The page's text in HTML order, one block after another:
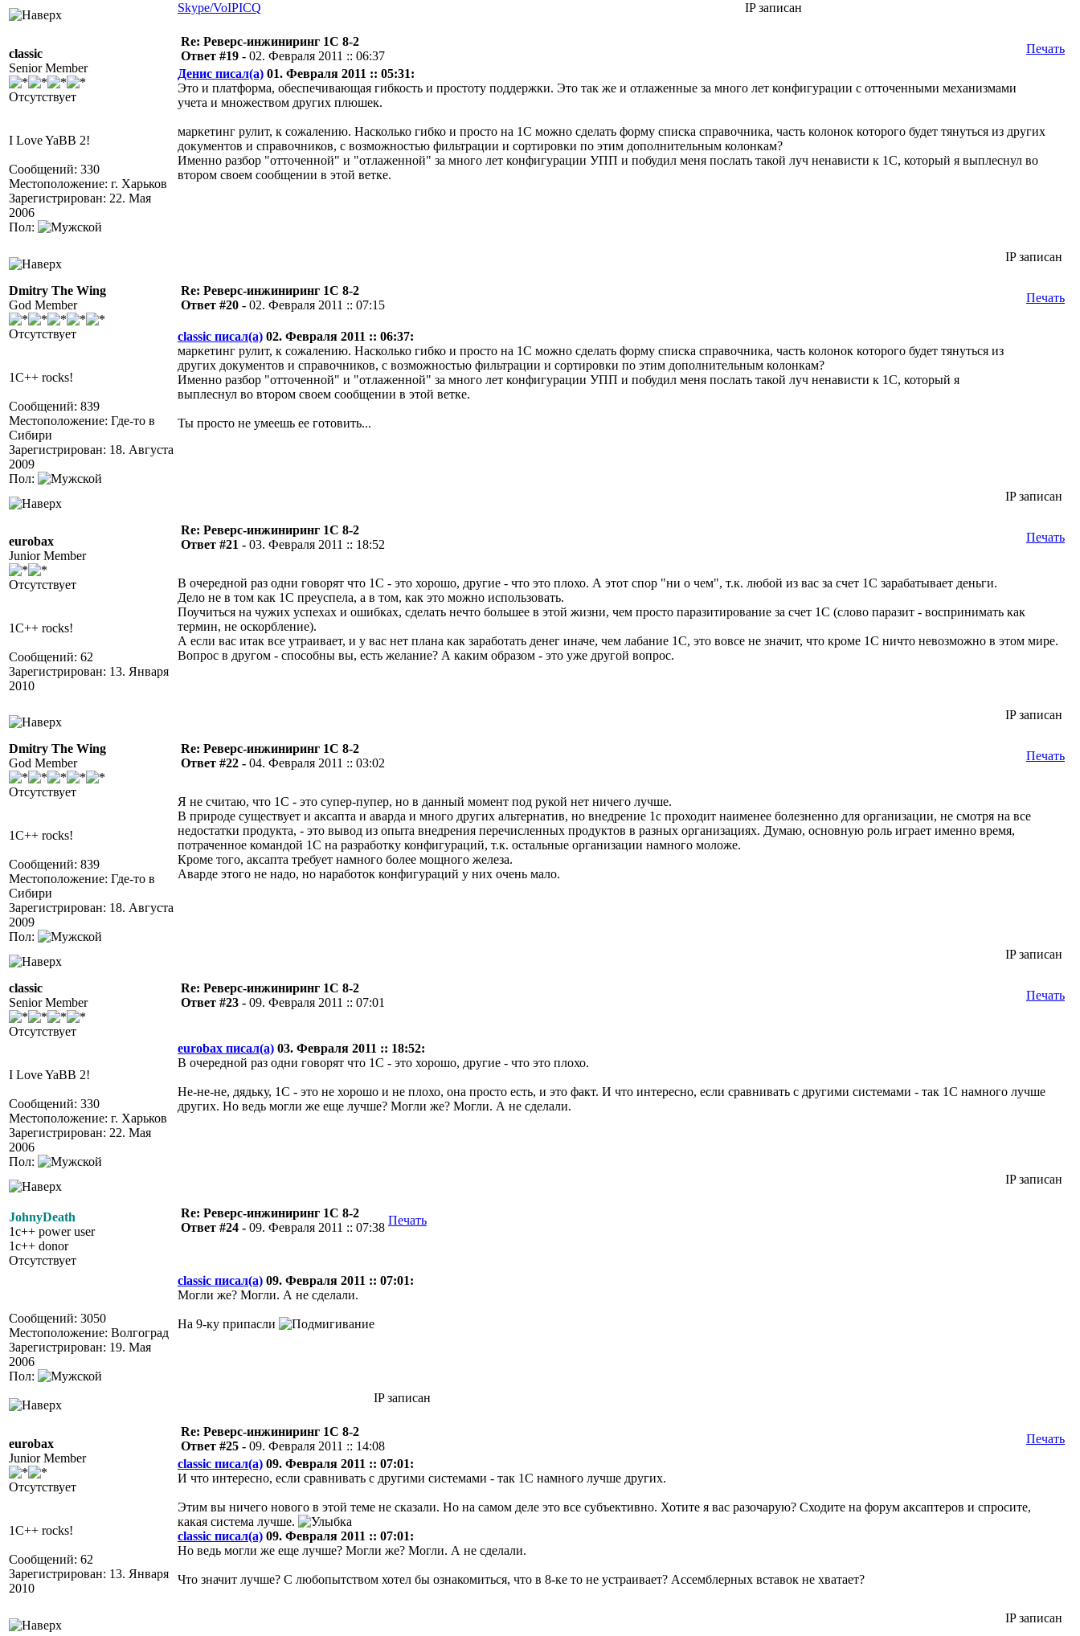
Skype/VoIPICQ IP записан
classic
Senior Member
Отсутствует
I Love YaBB 2!
Сообщений: 330
Местоположение: г. Харьков
Зарегистрирован: 22. Мая
2006
Пол:
Re: Реверс-инжиниринг 1С 8-2
Ответ #19 - 02. Февраля 2011 :: 06:37
Печать
Денис писал(а) 01. Февраля 2011 :: 05:31:
Это и платформа, обеспечивающая гибкость и простоту поддержки. Это так же и отлаженные за много лет конфигурации с отточенными механизмами
учета и множеством других плюшек.
маркетинг рулит, к сожалению. Насколько гибко и просто на 1С можно сделать форму списка справочника, часть колонок которого будет тянуться из других
документов и справочников, с возможностью фильтрации и сортировки по этим дополнительным колонкам?
Именно разбор "отточенной" и "отлаженной" за много лет конфигурации УПП и побудил меня послать такой луч ненависти к 1С, который я выплеснул во
втором своем сообщении в этой ветке.
IP записан
Dmitry The Wing
God Member
Отсутствует
1C++ rocks!
Сообщений: 839
Местоположение: Где-то в
Сибири
Зарегистрирован: 18. Августа
2009
Пол:
Re: Реверс-инжиниринг 1С 8-2
Ответ #20 - 02. Февраля 2011 :: 07:15
Печать
classic писал(а) 02. Февраля 2011 :: 06:37:
маркетинг рулит, к сожалению. Насколько гибко и просто на 1С можно сделать форму списка справочника, часть колонок которого будет тянуться из
других документов и справочников, с возможностью фильтрации и сортировки по этим дополнительным колонкам?
Именно разбор "отточенной" и "отлаженной" за много лет конфигурации УПП и побудил меня послать такой луч ненависти к 1С, который я
выплеснул во втором своем сообщении в этой ветке.
Ты просто не умеешь ее готовить...
IP записан
eurobax
Junior Member
Отсутствует
1C++ rocks!
Сообщений: 62
Зарегистрирован: 13. Января
2010
Re: Реверс-инжиниринг 1С 8-2
Ответ #21 - 03. Февраля 2011 :: 18:52
Печать
В очередной раз одни говорят что 1С - это хорошо, другие - что это плохо. А этот спор "ни о чем", т.к. любой из вас за счет 1С зарабатывает деньги.
Дело не в том как 1С преуспела, а в том, как это можно использовать.
Поучиться на чужих успехах и ошибках, сделать нечто большее в этой жизни, чем просто паразитирование за счет 1С (слово паразит - воспринимать как
термин, не оскорбление).
А если вас итак все утраивает, и у вас нет плана как заработать денег иначе, чем лабание 1С, это вовсе не значит, что кроме 1С ничто невозможно в этом мире.
Вопрос в другом - способны вы, есть желание? А каким образом - это уже другой вопрос.
IP записан
Dmitry The Wing
God Member
Отсутствует
1C++ rocks!
Сообщений: 839
Местоположение: Где-то в
Сибири
Зарегистрирован: 18. Августа
2009
Пол:
Re: Реверс-инжиниринг 1С 8-2
Ответ #22 - 04. Февраля 2011 :: 03:02
Печать
Я не считаю, что 1С - это супер-пупер, но в данный момент под рукой нет ничего лучше.
В природе существует и аксапта и аварда и много других альтернатив, но внедрение 1с проходит наименее болезненно для организации, не смотря на все
недостатки продукта, - это вывод из опыта внедрения перечисленных продуктов в разных организациях. Думаю, основную роль играет именно время,
потраченное командой 1С на разработку конфигураций, т.к. остальные организации намного моложе.
Кроме того, аксапта требует намного более мощного железа.
Аварде этого не надо, но наработок конфигураций у них очень мало.
IP записан
classic
Senior Member
Отсутствует
I Love YaBB 2!
Сообщений: 330
Местоположение: г. Харьков
Зарегистрирован: 22. Мая
2006
Пол:
Re: Реверс-инжиниринг 1С 8-2
Ответ #23 - 09. Февраля 2011 :: 07:01
Печать
eurobax писал(а) 03. Февраля 2011 :: 18:52:
В очередной раз одни говорят что 1С - это хорошо, другие - что это плохо.
Не-не-не, дядьку, 1С - это не хорошо и не плохо, она просто есть, и это факт. И что интересно, если сравнивать с другими системами - так 1С намного лучше
других. Но ведь могли же еще лучше? Могли же? Могли. А не сделали.
IP записан
JohnyDeath
1c++ power user
1c++ donor
Отсутствует
Сообщений: 3050
Местоположение: Волгоград
Зарегистрирован: 19. Мая
2006
Пол:
Re: Реверс-инжиниринг 1С 8-2
Ответ #24 - 09. Февраля 2011 :: 07:38
Печать
classic писал(а) 09. Февраля 2011 :: 07:01:
Могли же? Могли. А не сделали.
На 9-ку припасли
IP записан
eurobax
Junior Member
Отсутствует
1C++ rocks!
Сообщений: 62
Зарегистрирован: 13. Января
2010
Re: Реверс-инжиниринг 1С 8-2
Ответ #25 - 09. Февраля 2011 :: 14:08
Печать
classic писал(а) 09. Февраля 2011 :: 07:01:
И что интересно, если сравнивать с другими системами - так 1С намного лучше других.
Этим вы ничего нового в этой теме не сказали. Но на самом деле это все субъективно. Хотите я вас разочарую? Сходите на форум аксаптеров и спросите,
какая система лучше.
classic писал(а) 09. Февраля 2011 :: 07:01:
Но ведь могли же еще лучше? Могли же? Могли. А не сделали.
Что значит лучше? С любопытством хотел бы ознакомиться, что в 8-ке то не устраивает? Ассемблерных вставок не хватает?
IP записан